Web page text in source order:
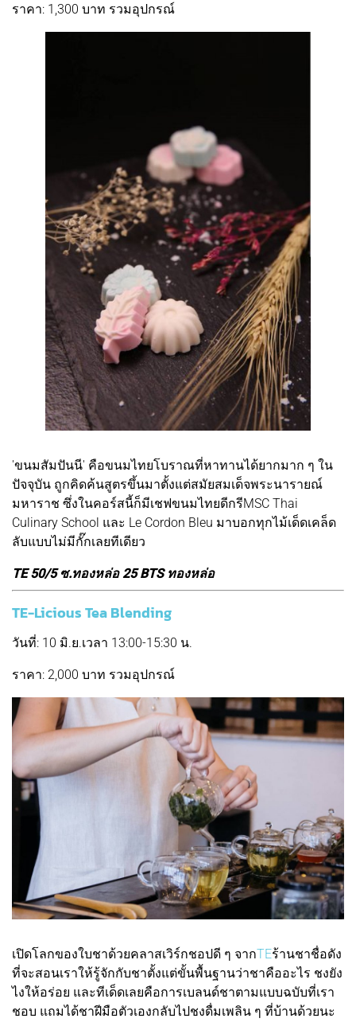
ราคา: 1,300 บาท รวมอุปกรณ์
'ขนมสัมปันนี' คือขนมไทยโบราณที่หาทานได้ยากมาก ๆ ใน
ปัจจุบัน ถูกคิดค้นสูตรขึ้นมาตั้งแต่สมัยสมเด็จพระนารายณ์
มหาราช ซึ่งในคอร์สนี้ก็มีเชฟขนมไทยดีกรีMSC Thai
Culinary School และ Le Cordon Bleu มาบอกทุกไม้เด็ดเคล็ด
ลับแบบไม่มีกั๊กเลยทีเดียว
TE 50/5 ซ.ทองหล่อ 25 BTS ทองหล่อ
TE-Licious Tea Blending
วันที่: 10 มิ.ย.เวลา 13:00-15:30 น.
ราคา: 2,000 บาท รวมอุปกรณ์
เปิดโลกของใบชาด้วยคลาสเวิร์กชอปดี ๆ จากTEร้านชาชื่อดัง
ที่จะสอนเราให้รู้จักกับชาตั้งแต่ขั้นพื้นฐานว่าชาคืออะไร ชงยัง
ไงให้อร่อย และทีเด็ดเลยคือการเบลนด์ชาตามแบบฉบับที่เรา
ชอบ แถมได้ชาฝีมือตัวเองกลับไปชงดื่มเพลิน ๆ ที่บ้านด้วยนะ